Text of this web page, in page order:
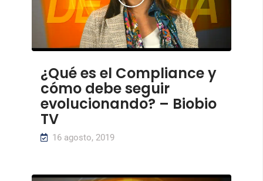
¿Qué es el Compliance y
cómo debe seguir
evolucionando? – Biobio
TV
16 agosto, 2019